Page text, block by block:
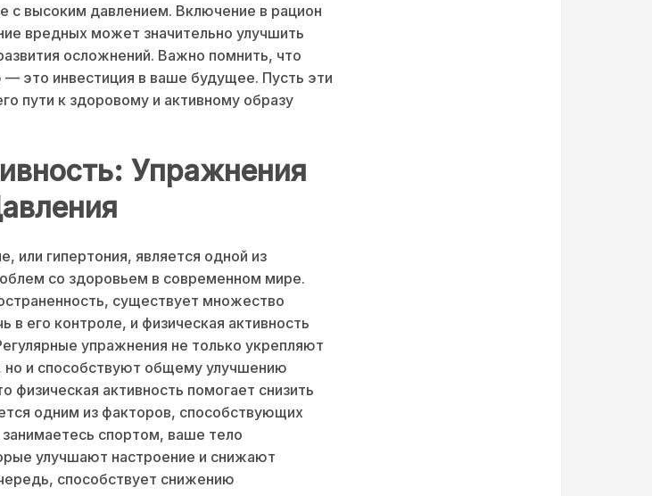
высоким давлением. Включение в рацион
вредных может значительно улучшить
осложнений. Важно помнить, что
это инвестиция в ваше будущее. Пусть эти
пути к здоровому и активному образу
Упражнения
или гипертония, является одной из
со здоровьем в современном мире.
существует множество
в его контроле, и физическая активность
упражнения не только укрепляют
и способствуют общему улучшению
физическая активность помогает снизить
одним из факторов, способствующих
спортом, ваше тело
улучшают настроение и снижают
способствует снижению